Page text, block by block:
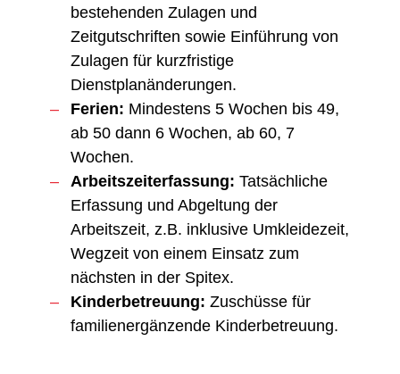
bestehenden Zulagen und
Zeitgutschriften sowie Einführung von
Zulagen für kurzfristige
Dienstplanänderungen.
Ferien: Mindestens 5 Wochen bis 49,
ab 50 dann 6 Wochen, ab 60, 7
Wochen.
Arbeitszeiterfassung: Tatsächliche
Erfassung und Abgeltung der
Arbeitszeit, z.B. inklusive Umkleidezeit,
Wegzeit von einem Einsatz zum
nächsten in der Spitex.
Kinderbetreuung: Zuschüsse für
familienergänzende Kinderbetreuung.